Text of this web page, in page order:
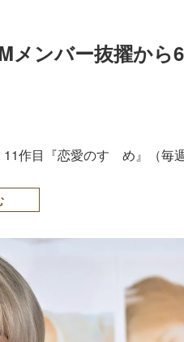
メンバー抜擢から
作目『恋愛のすゝめ』（毎